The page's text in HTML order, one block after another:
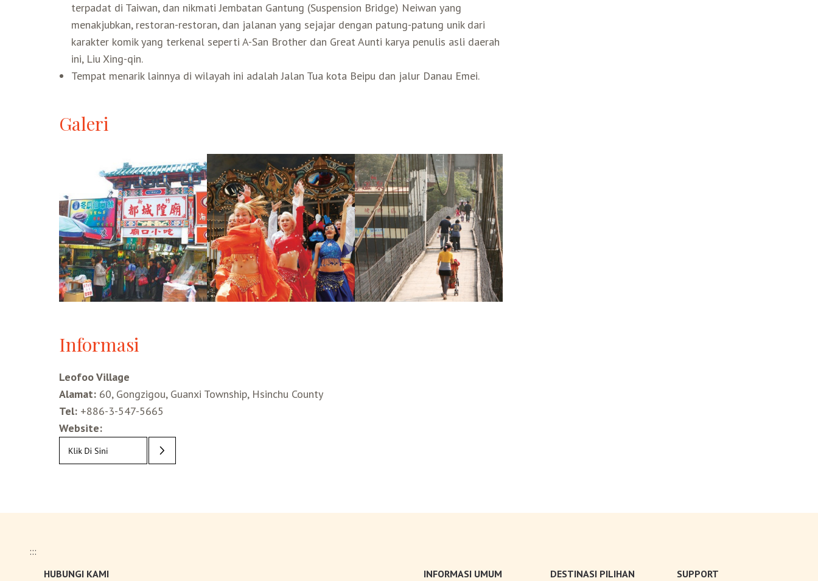
terpadat di Taiwan, dan nikmati Jembatan Gantung (Suspension Bridge) Neiwan yang
menakjubkan, restoran-restoran, dan jalanan yang sejajar dengan patung-patung unik dari
karakter komik yang terkenal seperti A-San Brother dan Great Aunti karya penulis asli daerah
ini, Liu Xing-qin.
Tempat menarik lainnya di wilayah ini adalah Jalan Tua kota Beipu dan jalur Danau Emei.
Galeri
Informasi
Leofoo Village
Alamat:60, Gongzigou, Guanxi Township, Hsinchu County
Tel:+886-3-547-5665
Website:
:::
HUBUNGI KAMI
INFORMASI UMUM DESTINASI PILIHAN SUPPORT